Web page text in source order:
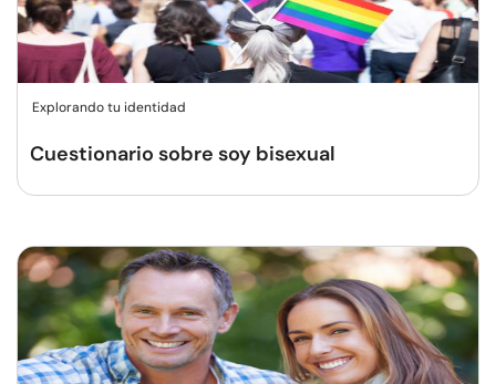
Explorando tu identidad
Cuestionario sobre soy bisexual